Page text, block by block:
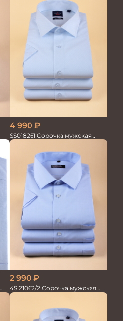
4 990 ₽
SS018261 Сорочка мужская
кор.рукав GROSTYLE TRENDY
2 990 ₽
4S 21062/2 Сорочка мужская
кор.рукав бамбук